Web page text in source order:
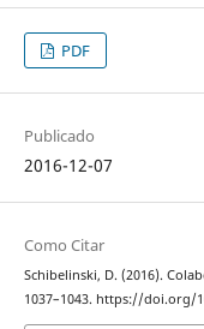
PDF
Publicado
2016-12-07
Como Citar
Schibelinski, D. (2016).
1037–1043. https://doi.org/